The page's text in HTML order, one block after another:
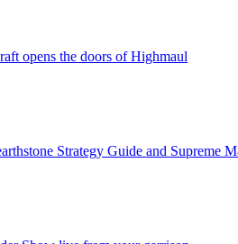
opens the doors of Highmaul
Strategy Guide and Supreme